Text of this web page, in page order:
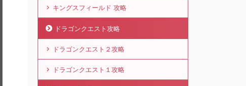
キングスフィールド 攻略
ドラゴンクエスト攻略
ドラゴンクエスト２攻略
ドラゴンクエスト１攻略